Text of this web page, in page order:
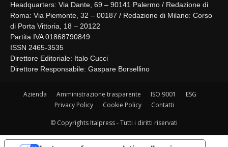
Headquarters: Via Dante, 69 – 90141 Palermo / Redazione di
Roma: Via Piemonte, 32 – 00187 / Redazione di Milano: Corso
di Porta Vittoria, 18 – 20122
Partita IVA 01868790849
ISSN 2465-3535
Direttore Editoriale: Italo Cucci
Direttore Responsabile: Gaspare Borsellino
Azienda Amministrazione trasparente ISO 9001
ESG
Privacy Policy
Cookie Policy Contatti
© Copyrights Italpress - Tutti i diritti riservati